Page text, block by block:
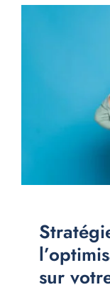
sur